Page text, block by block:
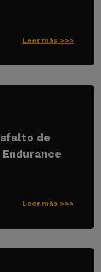
Leer más >>>
de
Leer más >>>